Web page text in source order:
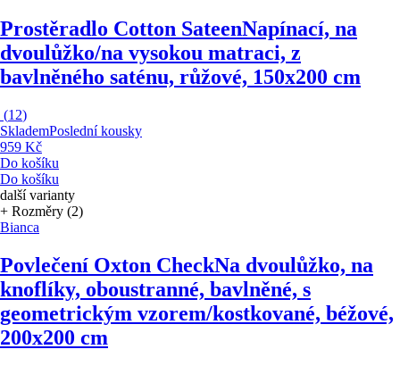
Prostěradlo Cotton SateenNapínací, na
dvoulůžko/na vysokou matraci, z
bavlněného saténu, růžové, 150x200 cm
(12)
SklademPoslední kousky
959 Kč
Do košíku
Do košíku
další varianty
+ Rozměry (2)
Bianca
Povlečení Oxton CheckNa dvoulůžko, na
knoflíky, oboustranné, bavlněné, s
geometrickým vzorem/kostkované, béžové,
200x200 cm